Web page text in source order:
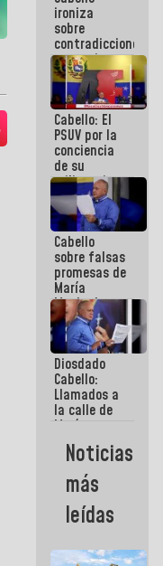
la semana
que viene
hay
programa
ironiza
sobre
contradicciones
y mentiras
de María
Machado:
¡Créanle!
Cabello: El
PSUV por la
conciencia
de su
militancia
es la
organización
política más
sólida de
Venezuela
Cabello
sobre falsas
promesas de
María
Machado:
¿Quién le
puede creer?
¿Y la gente
que ella iba
a salvar en
La Guaira?
Diosdado
Cabello:
Llamados a
la calle de
María
Machado se
estrellaron
de frente
contra el
Pueblo
Noticias
más
leídas